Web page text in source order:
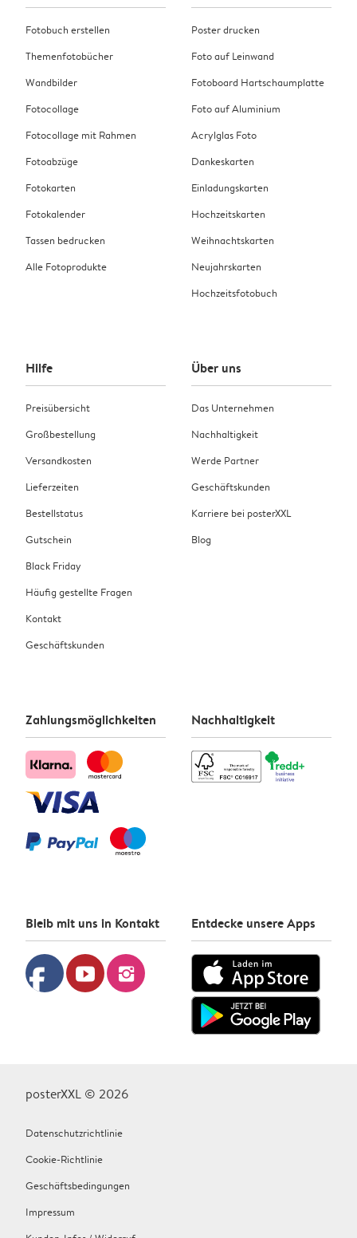
Fotobuch erstellen
Themenfotobücher
Wandbilder
Fotocollage
Fotocollage mit Rahmen
Fotoabzüge
Fotokarten
Fotokalender
Tassen bedrucken
Alle Fotoprodukte
Poster drucken
Foto auf Leinwand
Fotoboard Hartschaumplatte
Foto auf Aluminium
Acrylglas Foto
Dankeskarten
Einladungskarten
Hochzeitskarten
Weihnachtskarten
Neujahrskarten
Hochzeitsfotobuch
Hilfe
Preisübersicht
Großbestellung
Versandkosten
Lieferzeiten
Bestellstatus
Gutschein
Black Friday
Häufig gestellte Fragen
Kontakt
Geschäftskunden
Über uns
Das Unternehmen
Nachhaltigkeit
Werde Partner
Geschäftskunden
Karriere bei posterXXL
Blog
Zahlungsmöglichkeiten Nachhaltigkeit
Bleib mit uns in Kontakt
facebook youtube instagram
Entdecke unsere Apps
posterXXL © 2026
Datenschutzrichtlinie
Cookie-Richtlinie
Geschäftsbedingungen
Impressum